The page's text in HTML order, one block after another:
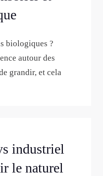
biologiques ?
autour des
grandir, et cela
industriel
le naturel